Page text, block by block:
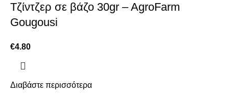
Τζίντζερ σε βάζο 30gr – AgroFarm
Gougousi
€4.80
Διαβάστε περισσότερα